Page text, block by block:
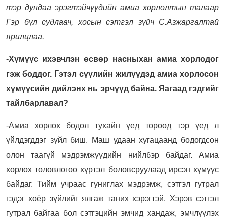
тэр дундаа эрэгтэйчүүдийн амиа хорлолтын талаар
Гэр бүл судлаач, хосын сэтгэл зүйч С.Азжаргалтай
ярилцлаа.
-Хүмүүс ихэвчлэн өсвөр насныхан амиа хорлодог
гэж боддог. Гэтэл сүүлийн жилүүдэд амиа хорлосон
хүмүүсийн дийлэнх нь эрчүүд байна. Яагаад гэдгийг
тайлбарлавал?
-Амиа хорлох бодол тухайн үед төрөөд тэр үед л
үйлдэгддэг зүйл биш. Маш удаан хугацаанд бодогдсон
олон таагүй мэдрэмжүүдийн нийлбэр байдаг. Амиа
хорлох төлөвлөгөө хүртэл боловсруулаад ирсэн хүмүүс
байдаг. Тийм учраас гуниглах мэдрэмж, сэтгэл гутрал
гэдэг хоёр зүйлийг ялгаж таних хэрэгтэй. Хэрэв сэтгэл
гутрал байгаа бол сэтгэцийн эмчид хандаж, эмчлүүлэх